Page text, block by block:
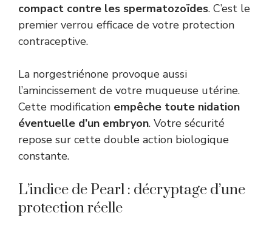
compact contre les spermatozoïdes. C’est le
premier verrou efficace de votre protection
contraceptive.
La norgestriénone provoque aussi
l’amincissement de votre muqueuse utérine.
Cette modification empêche toute nidation
éventuelle d’un embryon. Votre sécurité
repose sur cette double action biologique
constante.
L’indice de Pearl : décryptage d’une
protection réelle